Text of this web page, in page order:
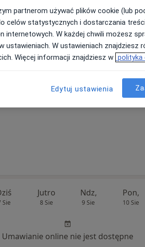
Jutro Ndz, Pon,
10 Sie
Umawianie online nie jest dostępne
Sie
Jutro
8 Sie
Ndz,
9 Sie
Pon,
10 Sie
Umawianie online nie jest dostępne
partnerom używać plików cookie (lub
celów statystycznych i dostarczania
internetowych. W każdej chwili możesz
ustawieniach. W ustawieniach znajdziesz
Więcej informacji znajdziesz w polityka
Edytuj ustawienia